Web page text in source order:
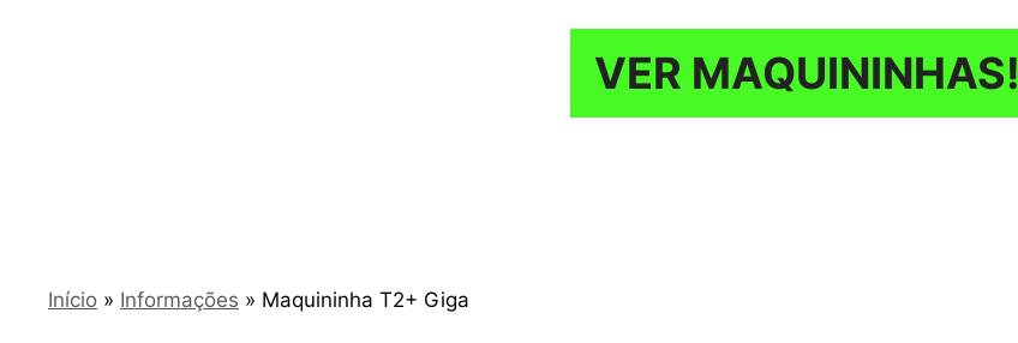
VER MAQUININHAS!
Início » Informações » Maquininha T2+ Giga